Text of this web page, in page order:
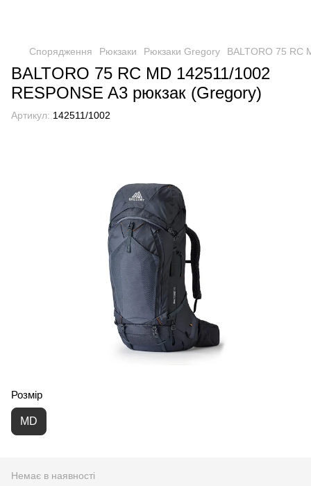
Спорядження Рюкзаки Рюкзаки Gregory BALTORO 75 RC
BALTORO 75 RC MD 142511/1002
RESPONSE A3 рюкзак (Gregory)
Артикул: 142511/1002
Розмір
MD
Немає в наявності